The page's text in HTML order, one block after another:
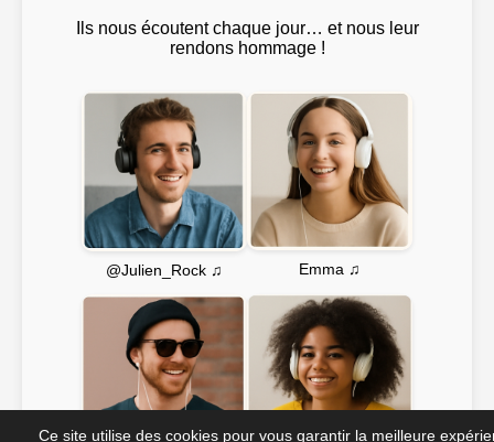
Ils nous écoutent chaque jour… et nous leur
rendons hommage !
@Julien_Rock ♫ Emma ♫
Ce site utilise des cookies pour vous garantir la meilleure